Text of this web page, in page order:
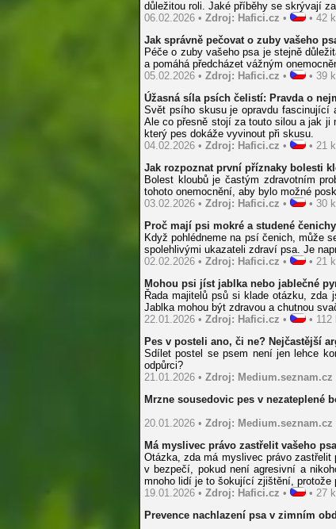
důležitou roli. Jaké příběhy se skrývají
06.02.2026 • Zdroj: Hafici.cz •
• 42
Jak správně pečovat o zuby vašeho
Péče o zuby vašeho psa je stejně
a pomáhá předcházet vážným
05.02.2026 • Zdroj: Hafici.cz •
• 39
Úžasná síla psích čelistí: Pravda o
Svět psího skusu je opravdu fascinující
Ale co přesně stojí za touto silou a jak ji
který pes dokáže vyvinout při skusu.
04.02.2026 • Zdroj: Hafici.cz •
• 21
Jak rozpoznat první příznaky bolesti
Bolest kloubů je častým zdravotním
tohoto onemocnění, aby bylo možné
03.02.2026 • Zdroj: Hafici.cz •
• 30
Proč mají psi mokré a studené
Když pohlédneme na psí čenich, může
spolehlivými ukazateli zdraví psa. Je
02.02.2026 • Zdroj: Hafici.cz •
• 21
Mohou psi jíst jablka nebo jablečné
Řada majitelů psů si klade otázku, zda
Jablka mohou být zdravou a chutnou
22.01.2026 • Zdroj: Hafici.cz •
•
Pes v posteli ano, či ne? Nejčastější
Sdílet postel se psem není jen lehce
odpůrci?
21.01.2026 • Zdroj: Medium.seznam.cz
Mrzne sousedovic pes v nezateplené
20.01.2026 • Zdroj: Medium.seznam.cz
Má myslivec právo zastřelit vašeho
Otázka, zda má myslivec právo
v bezpečí, pokud není agresivní a
mnoho lidí je to šokující zjištění, protože
19.01.2026 • Zdroj: Hafici.cz •
• 27
Prevence nachlazení psa v zimním